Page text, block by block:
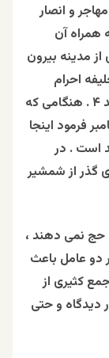
و انصار
همراه آن
مدینه بیرون
احرام
بستند و هفتاد شتر برای قربانی با خود بردند ۴ . هنگامی که
فرمود اینجا
است . در
گذر از شمشیر
حج نمی دهند ،
دو عامل باعث
کثیری از
دیدگاه و حتی